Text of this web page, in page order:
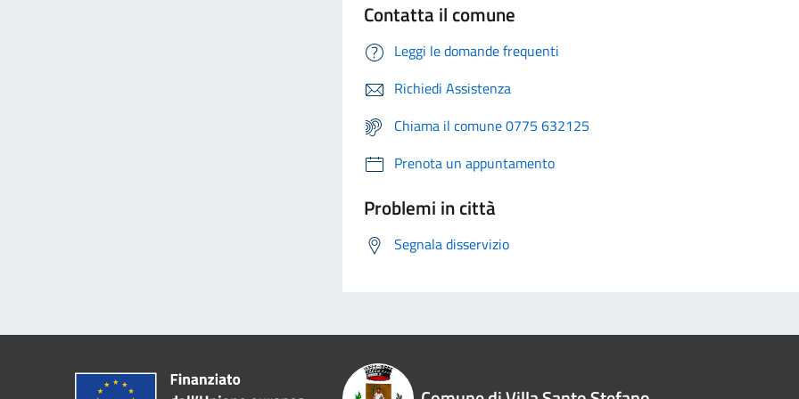
Contatta il comune
Leggi le domande frequenti
Richiedi Assistenza
Chiama il comune 0775 632125
Prenota un appuntamento
Problemi in città
Segnala disservizio